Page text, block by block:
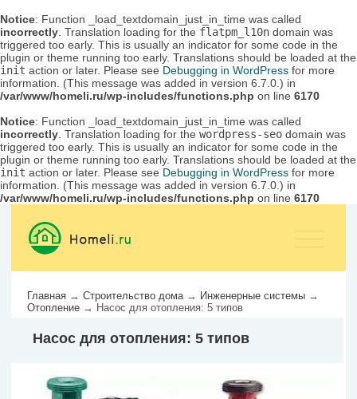
Notice: Function _load_textdomain_just_in_time was called
incorrectly . Translation loading for the flatpm_l10n domain was
triggered too early. This is usually an indicator for some code in the
plugin or theme running too early. Translations should be loaded at the
init action or later. Please see Debugging in WordPress for more
information. (This message was added in version 6.7.0.) in
/var/www/homeli.ru/wp-includes/functions.php on line 6170
Notice: Function _load_textdomain_just_in_time was called
incorrectly . Translation loading for the wordpress-seo domain was
triggered too early. This is usually an indicator for some code in the
plugin or theme running too early. Translations should be loaded at the
init action or later. Please see Debugging in WordPress for more
information. (This message was added in version 6.7.0.) in
/var/www/homeli.ru/wp-includes/functions.php on line 6170
Главная → Строительство дома → Инженерные системы →
Отопление → Насос для отопления: 5 типов
Насос для отопления: 5 типов